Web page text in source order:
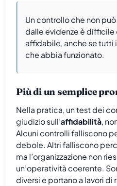
Un controllo che non
dalle evidenze è difficile
affidabile, anche se tutti
che abbia funzionato.
Più di un semplice
Nella pratica, un test dei
giudizio sull’affidabilità,
Alcuni controlli falliscono
debole. Altri falliscono
ma l’organizzazione non
un’operatività coerente.
diversi e portano a lavori